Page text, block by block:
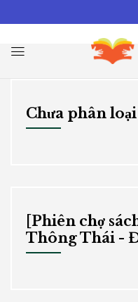
Chưa phân loại
[Phiên chợ
Thông Thái -